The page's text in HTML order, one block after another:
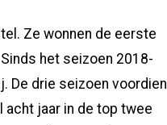
Ze wonnen de eerste
het seizoen 2018-
De drie seizoen voordien
acht jaar in de top twee